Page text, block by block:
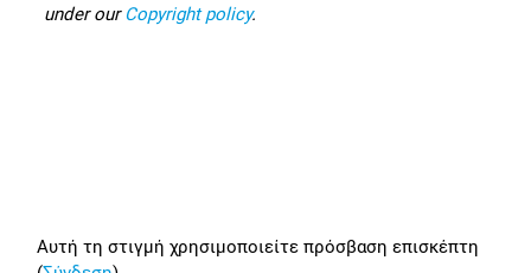
under ourCopyright policy.
Αυτή τη στιγμή χρησιμοποιείτε πρόσβαση επισκέπτη